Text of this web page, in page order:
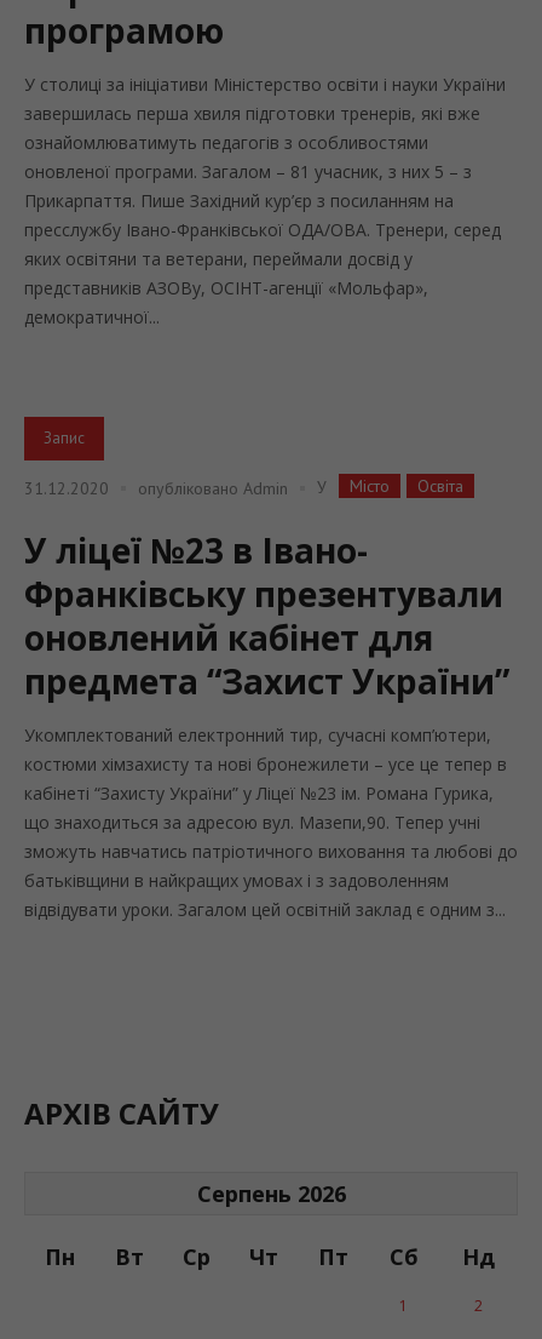
програмою
У столиці за ініціативи Міністерство освіти і науки України
завершилась перша хвиля підготовки тренерів, які вже
ознайомлюватимуть педагогів з особливостями
оновленої програми. Загалом – 81 учасник, з них 5 – з
Прикарпаття. Пише Західний кур’єр з посиланням на
пресслужбу Івано-Франківської ОДА/ОВА. Тренери, серед
яких освітяни та ветерани, переймали досвід у
представників АЗОВу, ОСІНТ-агенції «Мольфар»,
демократичної...
Запис
31.12.2020 опубліковано Admin У Місто Освіта
У ліцеї №23 в Івано-
Франківську презентували
оновлений кабінет для
предмета “Захист України”
Укомплектований електронний тир, сучасні комп’ютери,
костюми хімзахисту та нові бронежилети – усе це тепер в
кабінеті “Захисту України” у Ліцеї №23 ім. Романа Гурика,
що знаходиться за адресою вул. Мазепи,90. Тепер учні
зможуть навчатись патріотичного виховання та любові до
батьківщини в найкращих умовах і з задоволенням
відвідувати уроки. Загалом цей освітній заклад є одним з...
АРХІВ САЙТУ
Серпень 2026
Пн Вт Ср Чт Пт Сб Нд
1 2